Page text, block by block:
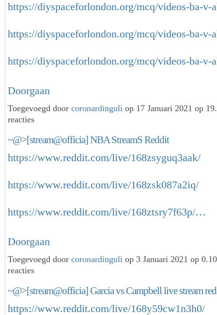
https://diyspaceforlondon.org/mcq/videos-ba-v-
https://diyspaceforlondon.org/mcq/videos-ba-v-
https://diyspaceforlondon.org/mcq/videos-ba-
Doorgaan
Toegevoegd door coronardinguli op 17 Januari 2021 op
reacties
~@>[stream@officia] NBA StreamS Reddit
https://www.reddit.com/live/168zsyguq3aak/
https://www.reddit.com/live/168zsk087a2iq/
https://www.reddit.com/live/168ztsry7f63p/…
Doorgaan
Toegevoegd door coronardinguli op 3 Januari 2021 op
reacties
~@>[stream@officia] Garcia vs Campbell live stream
https://www.reddit.com/live/168y59cw1n3h0/